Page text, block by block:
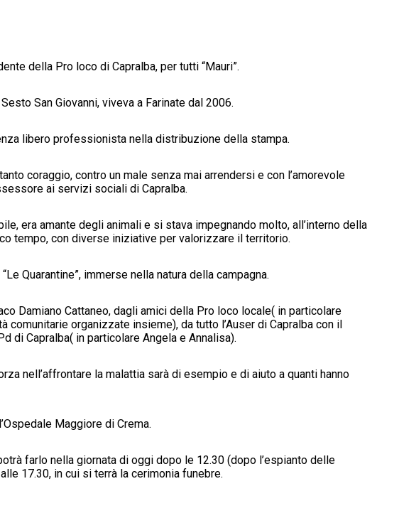
della Pro loco di Capralba, per tutti “Mauri”.
San Giovanni, viveva a Farinate dal 2006.
libero professionista nella distribuzione della stampa.
coraggio, contro un male senza mai arrendersi e con l’amorevole
ai servizi sociali di Capralba.
era amante degli animali e si stava impegnando molto, all’interno della
tempo, con diverse iniziative per valorizzare il territorio.
Quarantine”, immerse nella natura della campagna.
Damiano Cattaneo, dagli amici della Pro loco locale( in particolare
comunitarie organizzate insieme), da tutto l’Auser di Capralba con il
di Capralba( in particolare Angela e Annalisa).
nell’affrontare la malattia sarà di esempio e di aiuto a quanti hanno
Maggiore di Crema.
farlo nella giornata di oggi dopo le 12.30 (dopo l’espianto delle
17.30, in cui si terrà la cerimonia funebre.